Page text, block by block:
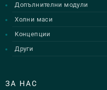
Допълнителни модули
Холни маси
Концепции
Други
ЗА НАС